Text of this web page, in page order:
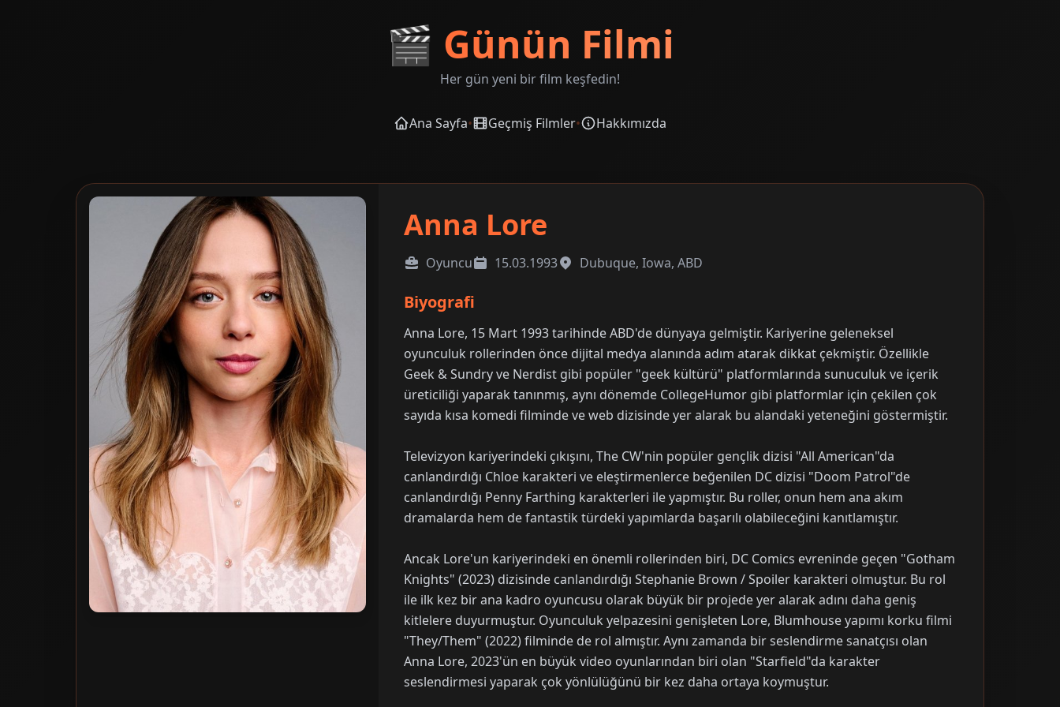
🎬 Günün Filmi
Her gün yeni bir film keşfedin!
Ana Sayfa• Geçmiş Filmler• Hakkımızda
Anna Lore
Oyuncu 15.03.1993 Dubuque, Iowa, ABD
Biyografi
Anna Lore, 15 Mart 1993 tarihinde ABD'de dünyaya gelmiştir. Kariyerine geleneksel
oyunculuk rollerinden önce dijital medya alanında adım atarak dikkat çekmiştir. Özellikle
Geek & Sundry ve Nerdist gibi popüler "geek kültürü" platformlarında sunuculuk ve içerik
üreticiliği yaparak tanınmış, aynı dönemde CollegeHumor gibi platformlar için çekilen çok
sayıda kısa komedi filminde ve web dizisinde yer alarak bu alandaki yeteneğini göstermiştir.
Televizyon kariyerindeki çıkışını, The CW'nin popüler gençlik dizisi "All American"da
canlandırdığı Chloe karakteri ve eleştirmenlerce beğenilen DC dizisi "Doom Patrol"de
canlandırdığı Penny Farthing karakterleri ile yapmıştır. Bu roller, onun hem ana akım
dramalarda hem de fantastik türdeki yapımlarda başarılı olabileceğini kanıtlamıştır.
Ancak Lore'un kariyerindeki en önemli rollerinden biri, DC Comics evreninde geçen "Gotham
Knights" (2023) dizisinde canlandırdığı Stephanie Brown / Spoiler karakteri olmuştur. Bu rol
ile ilk kez bir ana kadro oyuncusu olarak büyük bir projede yer alarak adını daha geniş
kitlelere duyurmuştur. Oyunculuk yelpazesini genişleten Lore, Blumhouse yapımı korku filmi
"They/Them" (2022) filminde de rol almıştır. Aynı zamanda bir seslendirme sanatçısı olan
Anna Lore, 2023'ün en büyük video oyunlarından biri olan "Starfield"da karakter
seslendirmesi yaparak çok yönlülüğünü bir kez daha ortaya koymuştur.